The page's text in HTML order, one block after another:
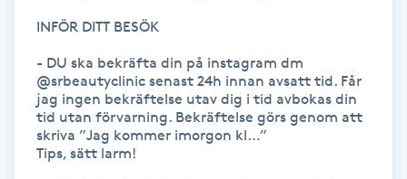
Gravidmassage
Gravidyoga
INFÖR DITT BESÖK
- DU ska bekräfta din på instagram dm
@srbeautyclinic senast 24h innan avsatt tid. Får
jag ingen bekräftelse utav dig i tid avbokas din
tid utan förvarning. Bekräftelse görs genom att
skriva ”Jag kommer imorgon kl…”
Tips, sätt larm!